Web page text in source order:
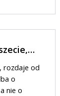
rozdaje od
o
nie o